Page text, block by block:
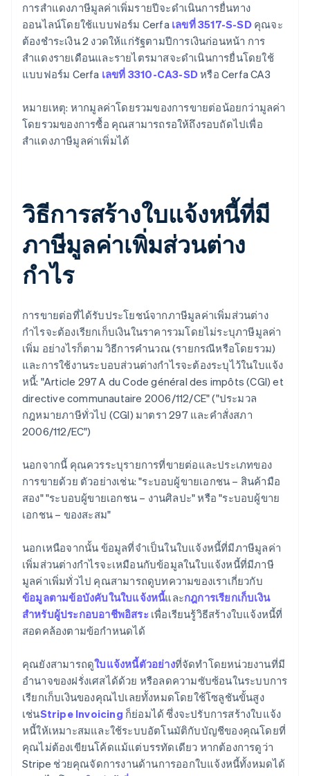
การสำแดงภาษีมูลค่าเพิ่มรายปีจะดำเนินการยื่นทาง
ออนไลน์โดยใช้แบบฟอร์ม Cerfa เลขที่ 3517-S-SDคุณจะ
ต้องชำระเงิน 2 งวดให้แก่รัฐตามปีการเงินก่อนหน้า การ
สำแดงรายเดือนและรายไตรมาสจะดำเนินการยื่นโดยใช้
แบบฟอร์ม Cerfa เลขที่ 3310-CA3-SDหรือ Cerfa CA3
หมายเหตุ: หากมูลค่าโดยรวมของการขายต่อน้อยกว่ามูลค่า
โดยรวมของการซื้อ คุณสามารถรอให้ถึงรอบถัดไปเพื่อ
สำแดงภาษีมูลค่าเพิ่มได้
วิธีการสร้างใบแจ้งหนี้ที่มี
ภาษีมูลค่าเพิ่มส่วนต่าง
กำไร
การขายต่อที่ได้รับประโยชน์จากภาษีมูลค่าเพิ่มส่วนต่าง
กำไรจะต้องเรียกเก็บเงินในราคารวมโดยไม่ระบุภาษีมูลค่า
เพิ่ม อย่างไรก็ตาม วิธีการคำนวณ (รายกรณีหรือโดยรวม)
และการใช้งานระบอบส่วนต่างกำไรจะต้องระบุไว้ในใบแจ้ง
หนี้: "Article 297 A du Code général des impôts (CGI) et
directive communautaire 2006/112/CE" ("ประมวล
กฎหมายภาษีทั่วไป (CGI) มาตรา 297 และคำสั่งสภา
2006/112/EC")
นอกจากนี้ คุณควรระบุรายการที่ขายต่อและประเภทของ
การขายด้วย ตัวอย่างเช่น: "ระบอบผู้ขายเอกชน – สินค้ามือ
สอง" "ระบอบผู้ขายเอกชน – งานศิลปะ" หรือ "ระบอบผู้ขาย
เอกชน – ของสะสม"
นอกเหนือจากนั้น ข้อมูลที่จำเป็นในใบแจ้งหนี้ที่มีภาษีมูลค่า
เพิ่มส่วนต่างกำไรจะเหมือนกับข้อมูลในใบแจ้งหนี้ที่มีภาษี
มูลค่าเพิ่มทั่วไป คุณสามารถดูบทความของเราเกี่ยวกับ
ข้อมูลตามข้อบังคับในใบแจ้งหนี้และกฎการเรียกเก็บเงิน
สำหรับผู้ประกอบอาชีพอิสระเพื่อเรียนรู้วิธีสร้างใบแจ้งหนี้ที่
สอดคล้องตามข้อกำหนดได้
คุณยังสามารถดูใบแจ้งหนี้ตัวอย่างที่จัดทำโดยหน่วยงานที่มี
อำนาจของฝรั่งเศสได้ด้วย หรือลดความซับซ้อนในระบบการ
เรียกเก็บเงินของคุณไปเลยทั้งหมดโดยใช้โซลูชันขั้นสูง
เช่นStripe Invoicing ก็ย่อมได้ ซึ่งจะปรับการสร้างใบแจ้ง
หนี้ให้เหมาะสมและใช้ระบบอัตโนมัติกับบัญชีของคุณโดยที่
คุณไม่ต้องเขียนโค้ดแม้แต่บรรทัดเดียว หากต้องการดูว่า
Stripe ช่วยคุณจัดการงานด้านการออกใบแจ้งหนี้ทั้งหมดได้